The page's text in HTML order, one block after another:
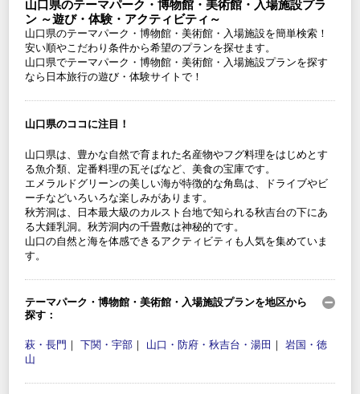
山口県のテーマパーク・博物館・美術館・入場施設プラ
ン ～遊び・体験・アクティビティ～
山口県のテーマパーク・博物館・美術館・入場施設を簡単検索！
安い順やこだわり条件から希望のプランを探せます。
山口県でテーマパーク・博物館・美術館・入場施設プランを探す
なら日本旅行の遊び・体験サイトで！
山口県のココに注目！
山口県は、豊かな自然で育まれた名産物やフグ料理をはじめとす
る魚介類、定番料理の瓦そばなど、美食の宝庫です。
エメラルドグリーンの美しい海が特徴的な角島は、ドライブやビ
ーチなどいろいろな楽しみがあります。
秋芳洞は、日本最大級のカルスト台地で知られる秋吉台の下にあ
る大鍾乳洞。秋芳洞内の千畳敷は神秘的です。
山口の自然と海を体感できるアクティビティも人気を集めていま
す。
テーマパーク・博物館・美術館・入場施設プランを地区から
探す：
萩・長門 ｜ 下関・宇部 ｜ 山口・防府・秋吉台・湯田 ｜ 岩国・徳
山